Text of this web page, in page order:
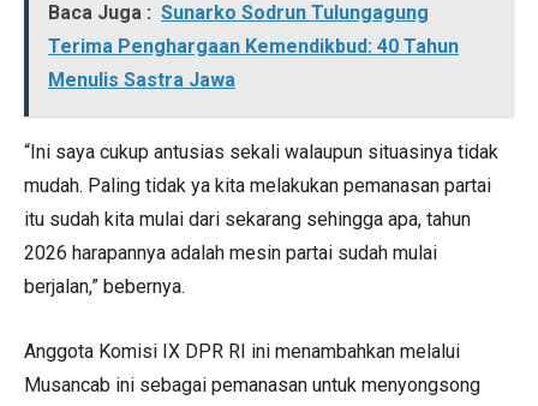
Baca Juga : Sunarko Sodrun Tulungagung
Terima Penghargaan Kemendikbud: 40 Tahun
Menulis Sastra Jawa
“Ini saya cukup antusias sekali walaupun situasinya tidak
mudah. Paling tidak ya kita melakukan pemanasan partai
itu sudah kita mulai dari sekarang sehingga apa, tahun
2026 harapannya adalah mesin partai sudah mulai
berjalan,” bebernya.
Anggota Komisi IX DPR RI ini menambahkan melalui
Musancab ini sebagai pemanasan untuk menyongsong